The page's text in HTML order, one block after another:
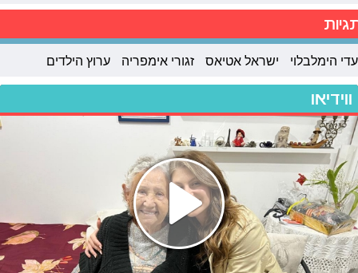
עדי הימלבלוי ישראל אטיאס זגורי אימפריה ערוץ הילדים
ווידיאו